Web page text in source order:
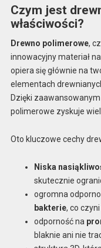
Czym jest
właściwości?
Drewno polimerowe,
innowacyjny materiał
opiera się głównie na
elementach
Dzięki
polimerowe zyskuje
Oto kluczowe cechy
Niska
skutecznie
ogromna
bakterie, co
odporność na
blaknie ani nie